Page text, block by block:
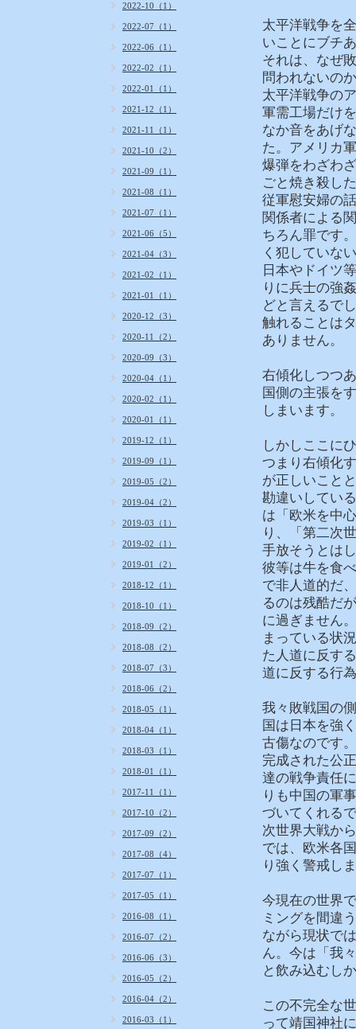
太平洋戦争を
いことにブチ
それは、なぜ
問われないの
太平洋戦争の
軍需工場だけ
なか音をあげ
た。アメリカ
爆弾をわざわ
ごと焼き殺し
従軍慰安婦の
関係者による
ちろん罪です
く犯していな
日本やドイツ
りに兵士の強
どと言えるで
触れることは
ありません。
右傾化しつつ
国側の主張を
しまいます。
しかしここに
つまり右傾化
が正しいこと
勘違いしてい
は「欧米を中
り、「第二次
手放そうとは
彼等は牛を食
で非人道的だ
るのは残酷だ
に過ぎません
まっている状
た人道に反す
道に反する行
我々敗戦国の
国は日本を強
古傷なのです
完成された公
達の戦争責任
りも中国の軍
づいてくれる
次世界大戦か
では、欧米各
り強く警戒し
今現在の世界
ミングを間違
ながら現状で
ん。今は「我
と飲み込むし
この不完全な
って靖国神社
2022-10（1）
2022-07（1）
2022-06（1）
2022-02（1）
2022-01（1）
2021-12（1）
2021-11（1）
2021-10（2）
2021-09（1）
2021-08（1）
2021-07（1）
2021-06（5）
2021-04（3）
2021-02（1）
2021-01（1）
2020-12（3）
2020-11（2）
2020-09（3）
2020-04（1）
2020-02（1）
2020-01（1）
2019-12（1）
2019-09（1）
2019-05（2）
2019-04（2）
2019-03（1）
2019-02（1）
2019-01（2）
2018-12（1）
2018-10（1）
2018-09（2）
2018-08（2）
2018-07（3）
2018-06（2）
2018-05（1）
2018-04（1）
2018-03（1）
2018-01（1）
2017-11（1）
2017-10（2）
2017-09（2）
2017-08（4）
2017-07（1）
2017-05（1）
2016-08（1）
2016-07（2）
2016-06（3）
2016-05（2）
2016-04（2）
2016-03（1）